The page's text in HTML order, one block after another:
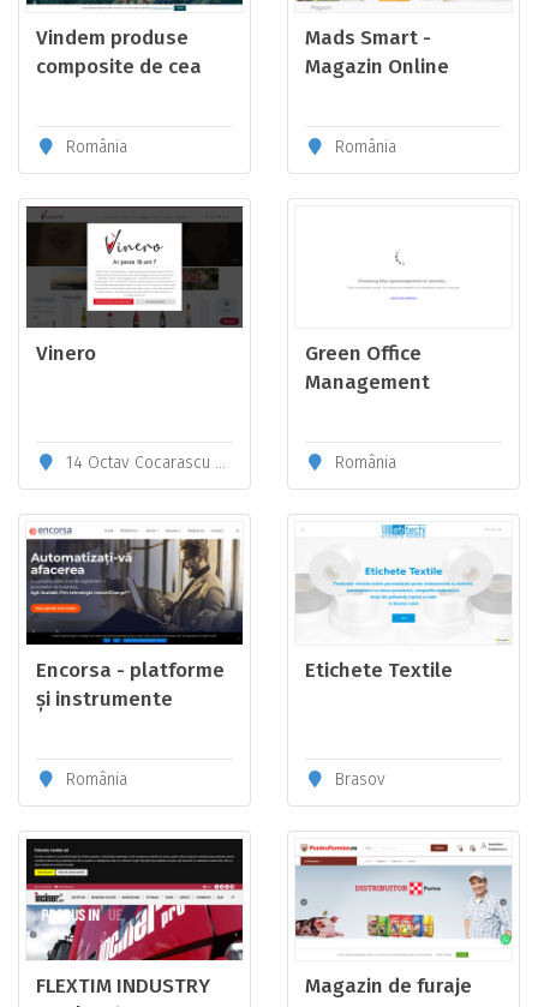
Vindem produse
composite de cea
România
Mads Smart -
Magazin Online
România
Vinero
14 Octav Cocarascu Bucharest , Romania
Green Office
Management
România
Encorsa - platforme
și instrumente
business
România
Etichete Textile
Brasov
FLEXTIM INDUSTRY
Magazin de furaje